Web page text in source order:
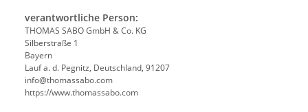
verantwortliche Person:
THOMAS SABO GmbH & Co. KG
Silberstraße 1
Bayern
Lauf a. d. Pegnitz, Deutschland, 91207
info@thomassabo.com
https://www.thomassabo.com